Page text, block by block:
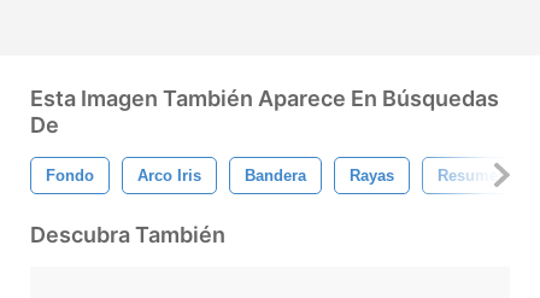
Esta Imagen También Aparece En Búsquedas
De
Fondo Arco Iris Bandera Rayas Resumen
Descubra También